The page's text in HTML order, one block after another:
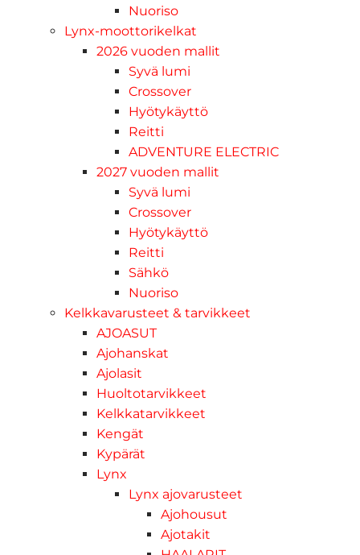
Nuoriso
Lynx-moottorikelkat
2026 vuoden mallit
Syvä lumi
Crossover
Hyötykäyttö
Reitti
ADVENTURE ELECTRIC
2027 vuoden mallit
Syvä lumi
Crossover
Hyötykäyttö
Reitti
Sähkö
Nuoriso
Kelkkavarusteet & tarvikkeet
AJOASUT
Ajohanskat
Ajolasit
Huoltotarvikkeet
Kelkkatarvikkeet
Kengät
Kypärät
Lynx
Lynx ajovarusteet
Ajohousut
Ajotakit